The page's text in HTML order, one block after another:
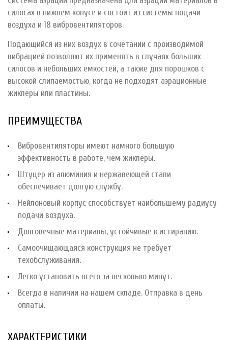
силосах в нижнем конусе и состоит из системы подачи
воздуха и 18 вибровентиляторов.
Подающийся из них воздух в сочетании с производимой
вибрацией позволяют их применять в случаях больших
силосов и небольших емкостей, а также для порошков с
высокой слипаемостью, когда не подходят аэрационные
жиклеры или пластины.
ПРЕИМУЩЕСТВА
Вибровентиляторы имеют намного большую
эффективность в работе, чем жиклеры.
Штуцер из алюминия и нержавеющей стали
обеспечивает долгую службу.
Нейлоновый корпус способствует наибольшему радиусу
подачи воздуха.
Долговечные материалы, устойчивые к истиранию.
Самоочищающаяся конструкция не требует
техобслуживания.
Легко установить всего за несколько минут.
Всегда в наличии на нашем складе. Отправка в день
оплаты.
ХАРАКТЕРИСТИКИ